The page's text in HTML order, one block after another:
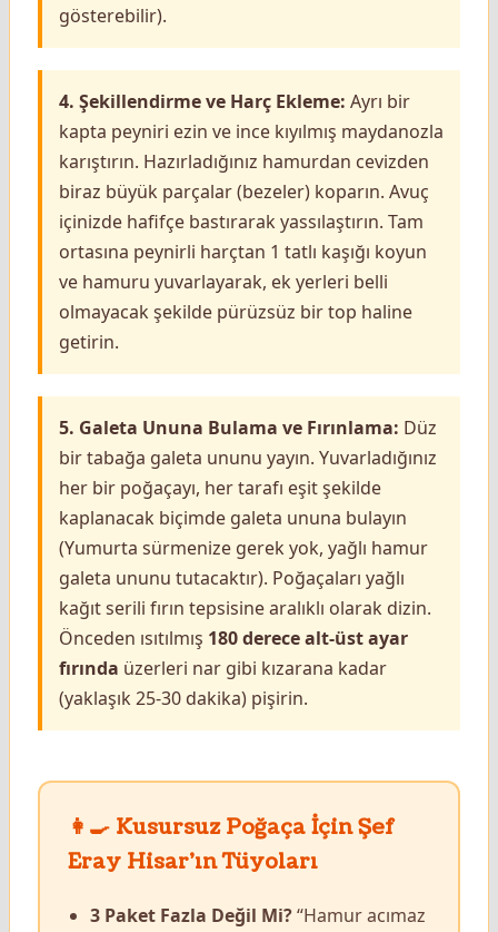
gösterebilir).
4. Şekillendirme ve Harç Ekleme: Ayrı bir
kapta peyniri ezin ve ince kıyılmış maydanozla
karıştırın. Hazırladığınız hamurdan cevizden
biraz büyük parçalar (bezeler) koparın. Avuç
içinizde hafifçe bastırarak yassılaştırın. Tam
ortasına peynirli harçtan 1 tatlı kaşığı koyun
ve hamuru yuvarlayarak, ek yerleri belli
olmayacak şekilde pürüzsüz bir top haline
getirin.
5. Galeta Ununa Bulama ve Fırınlama: Düz
bir tabağa galeta ununu yayın. Yuvarladığınız
her bir poğaçayı, her tarafı eşit şekilde
kaplanacak biçimde galeta ununa bulayın
(Yumurta sürmenize gerek yok, yağlı hamur
galeta ununu tutacaktır). Poğaçaları yağlı
kağıt serili fırın tepsisine aralıklı olarak dizin.
Önceden ısıtılmış 180 derece alt-üst ayar
fırında üzerleri nar gibi kızarana kadar
(yaklaşık 25-30 dakika) pişirin.
👩‍🍳 Kusursuz Poğaça İçin Şef
Eray Hisar’ın Tüyoları
3 Paket Fazla Değil Mi?“Hamur acımaz